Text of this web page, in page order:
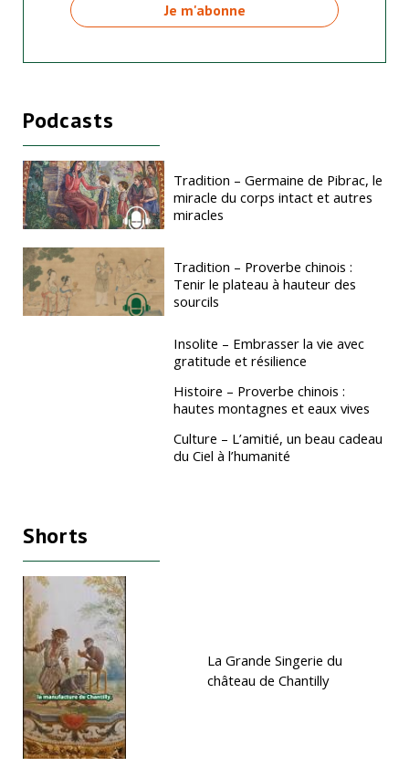
Podcasts
Tradition – Germaine de Pibrac, le
miracle du corps intact et autres
miracles
Tradition – Proverbe chinois :
Tenir le plateau à hauteur des
sourcils
Insolite – Embrasser la vie avec
gratitude et résilience
Histoire – Proverbe chinois :
hautes montagnes et eaux vives
Culture – L’amitié, un beau cadeau
du Ciel à l’humanité
Shorts
La Grande Singerie du
château de Chantilly